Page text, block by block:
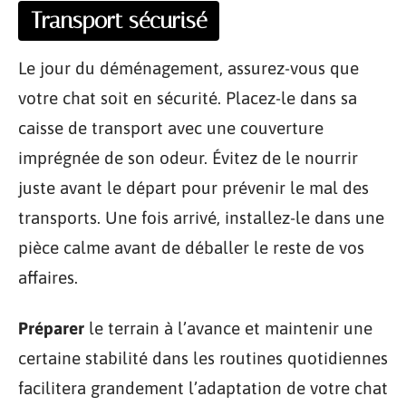
Transport sécurisé
Le jour du déménagement, assurez-vous que
votre chat soit en sécurité. Placez-le dans sa
caisse de transport avec une couverture
imprégnée de son odeur. Évitez de le nourrir
juste avant le départ pour prévenir le mal des
transports. Une fois arrivé, installez-le dans une
pièce calme avant de déballer le reste de vos
affaires.
Préparer le terrain à l’avance et maintenir une
certaine stabilité dans les routines quotidiennes
facilitera grandement l’adaptation de votre chat